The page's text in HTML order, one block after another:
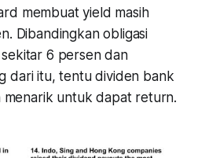
membuat yield masih
Dibandingkan obligasi
6 persen dan
dari itu, tentu dividen bank
menarik untuk dapat return.